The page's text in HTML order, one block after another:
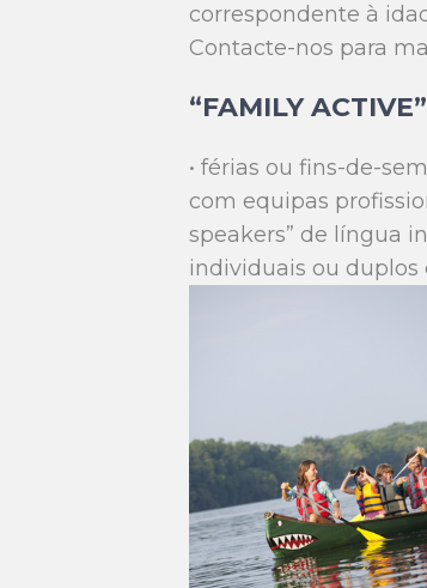
correspondente à
Contacte-nos para
“FAMILY ACTIVE”
• férias ou fins-de-
com equipas
speakers” de língua
individuais ou duplos